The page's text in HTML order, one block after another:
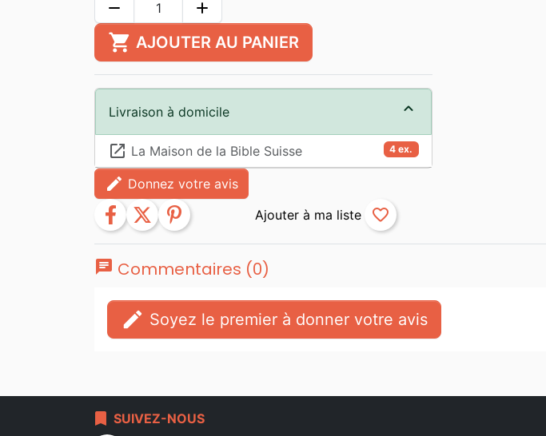
remove add
shopping_cart AJOUTER AU PANIER
Livraison à domicile
4 ex.
launch La Maison de la Bible Suisse
edit Donnez votre avis
facebook twitter pinterest favorite_border
chat Commentaires (0)
edit Soyez le premier à donner votre avis
bookmark SUIVEZ-NOUS